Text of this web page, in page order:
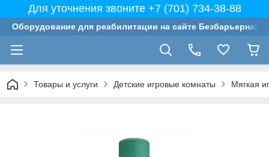
Для уточнения звоните +7 (701) 734-38-88
Оборудование для реабилитации на сайте Безбарьерная
Товары и услуги Детские игровые комнаты Мягкая